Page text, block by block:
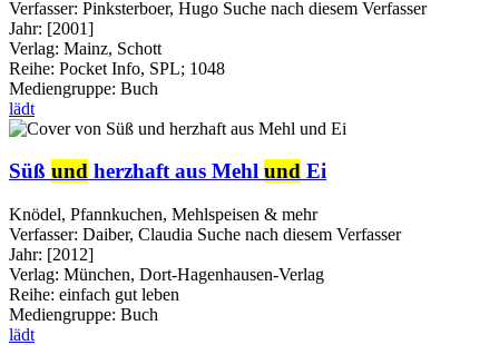
Verfasser: Pinksterboer, Hugo Suche nach diesem Verfasser
Jahr: [2001]
Verlag: Mainz, Schott
Reihe: Pocket Info, SPL; 1048
Mediengruppe: Buch
lädt
Süß und herzhaft aus Mehl und Ei
Knödel, Pfannkuchen, Mehlspeisen & mehr
Verfasser: Daiber, Claudia Suche nach diesem Verfasser
Jahr: [2012]
Verlag: München, Dort-Hagenhausen-Verlag
Reihe: einfach gut leben
Mediengruppe: Buch
lädt